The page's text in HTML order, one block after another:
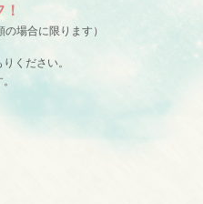
の場合に限ります）
ください。